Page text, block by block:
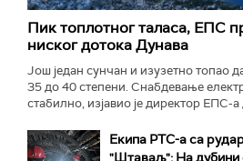
Пик топлотног таласа, ЕПС
ниског дотока Дунава
Још један сунчан и изузетно топао
35 до 40 степени. Снабдевање
стабилно, изјавио је директор ЕПС-
Екипа РТС-а са
"Штаваљ": На дубини